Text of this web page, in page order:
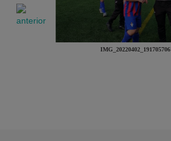
IMG_20220402_191705706